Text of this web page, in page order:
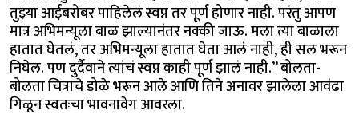
तुझ्या आईबरोबर पाहिलेलं स्वप्न तर पूर्ण होणार नाही. परंतु आपण
मात्र अभिमन्यूला बाळ झाल्यानंतर नक्की जाऊ. मला त्या बाळाला
हातात घेतलं, तर अभिमन्यूला हातात घेता आलं नाही, ही सल भरून
निघेल. पण दुर्दैवाने त्यांचं स्वप्न काही पूर्ण झालं नाही.” बोलता-
बोलता चित्राचे डोळे भरून आले आणि तिने अनावर झालेला आवंढा
गिळून स्वतःचा भावनावेग आवरला.